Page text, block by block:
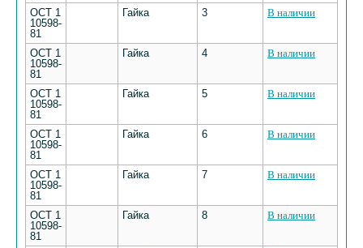
ОСТ 1
10598-
81
Гайка 3 В наличии
ОСТ 1
10598-
81
Гайка 4 В наличии
ОСТ 1
10598-
81
Гайка 5 В наличии
ОСТ 1
10598-
81
Гайка 6 В наличии
ОСТ 1
10598-
81
Гайка 7 В наличии
ОСТ 1
10598-
81
Гайка 8 В наличии